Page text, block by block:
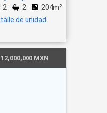
2 2 204m²
de unidad
MXN